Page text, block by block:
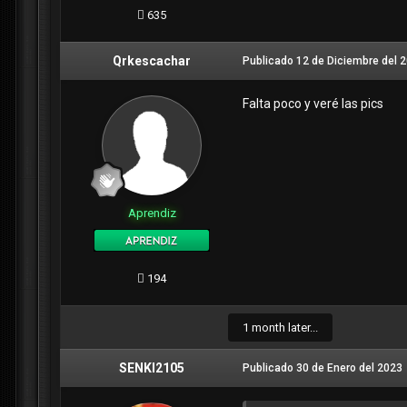
635
Qrkescachar
Aprendiz
194
Publicado 12 de Diciembre del
Falta poco y veré las pics
1 month later...
SENKI2105 Publicado 30 de Enero del 2023